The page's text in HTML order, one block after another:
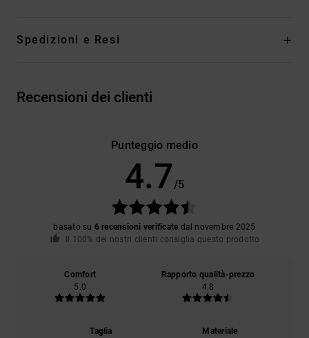
Spedizioni e Resi
Recensioni dei clienti
Punteggio medio
4.7 /5
basato su 6 recensioni verificate dal novembre 2025
Il 100% dei nostri clienti consiglia questo prodotto
Comfort
5.0
Rapporto qualità-prezzo
4.8
Taglia
Materiale